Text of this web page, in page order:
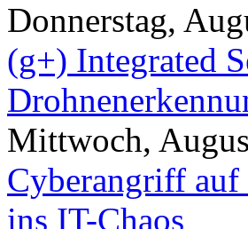
Donnerstag,
(g+) Integrated
Mittwoch,
Cyberangriff
ins IT-Chaos